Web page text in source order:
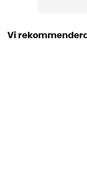
Ytvikt (g/m2)
Vi